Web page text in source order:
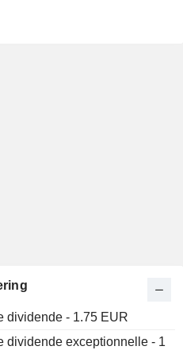
dividende - 1.75 EUR
dividende exceptionnelle - 1